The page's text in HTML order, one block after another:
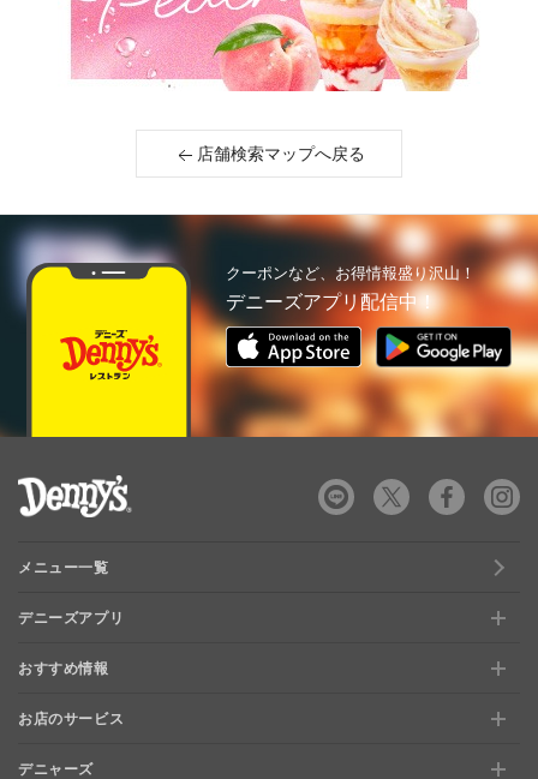
店舗検索マップへ戻る
クーポンなど、お得情報盛り沢山！
デニーズアプリ配信中！
メニュー一覧
デニーズアプリ
新規登録、移行方法について
特典と交換できる！「デニーズポイント」
ステージアップでさらにお得！「ぷに」
おすすめ情報
おすすめ情報
【店舗限定】ドキドキくじ
お店のサービス
お店のサービス
デニャーズ